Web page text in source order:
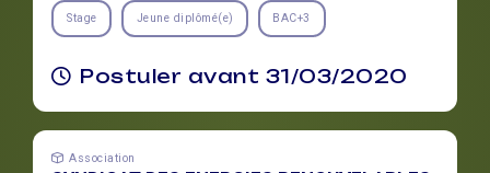
Stage Jeune diplômé(e) BAC+3
Postuler avant 31/03/2020
Association